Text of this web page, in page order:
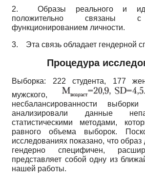
2. Образы реального и
положительно связаны с
функционированием личности.
3. Эта связь обладает гендерной
Процедура
Выборка: 222 студента, 177
мужского,
несбалансированности
анализировали данные
статистическими методами,
равного объема выборок.
исследованиях показано, что
гендерно специфичен,
представляет собой одну из
нашей работы.